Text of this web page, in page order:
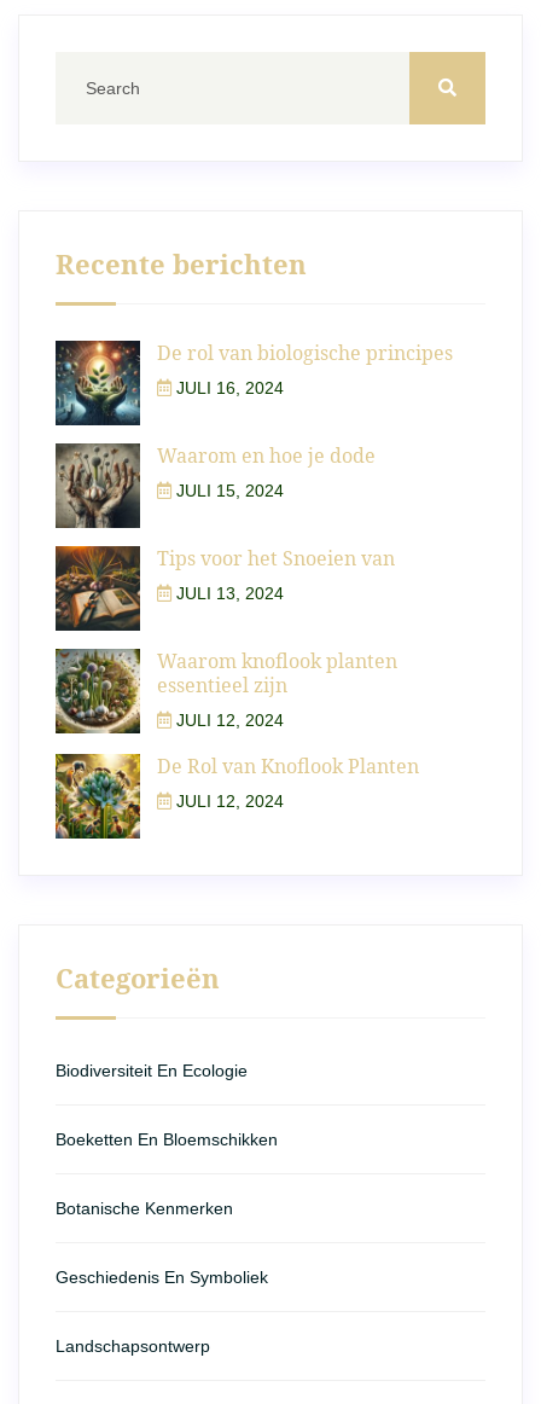
Recente berichten
De rol van biologische principes
JULI 16, 2024
Waarom en hoe je dode
JULI 15, 2024
Tips voor het Snoeien van
JULI 13, 2024
Waarom knoflook planten
essentieel zijn
JULI 12, 2024
De Rol van Knoflook Planten
JULI 12, 2024
Categorieën
Biodiversiteit En Ecologie
Boeketten En Bloemschikken
Botanische Kenmerken
Geschiedenis En Symboliek
Landschapsontwerp